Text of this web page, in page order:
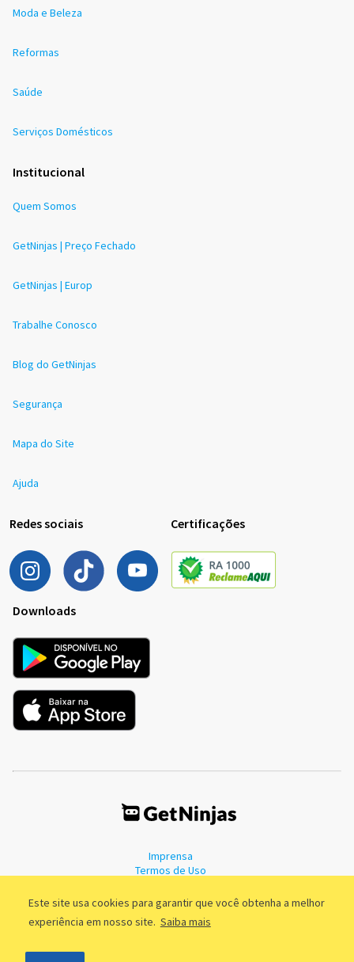
Este site usa cookies para garantir que você obtenha a melhor
experiência em nosso site. Saiba mais
Moda e Beleza
Reformas
Saúde
Serviços Domésticos
Institucional
Quem Somos
GetNinjas | Preço Fechado
GetNinjas | Europ
Trabalhe Conosco
Blog do GetNinjas
Segurança
Mapa do Site
Ajuda
Redes sociais Certificações
Downloads
Imprensa
Termos de Uso
©2011 - 2026, GetNinjas LTDA. CNPJ 55.744.877/0001-89 - Rua Dr.